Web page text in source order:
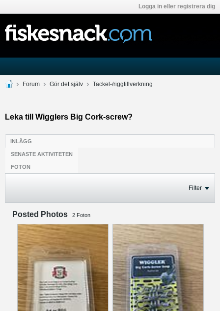
Logga in eller registrera dig
Forum Gör det själv Tackel-/riggtillverkning
Leka till Wigglers Big Cork-screw?
INLÄGG
SENASTE AKTIVITETEN
FOTON
Filter
Posted Photos 2 Foton